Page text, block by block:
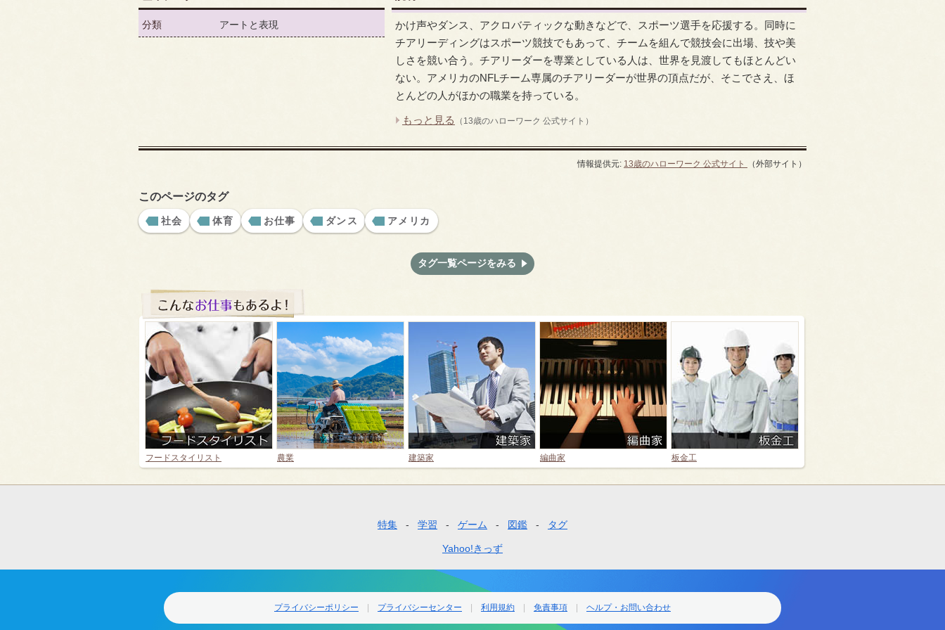
分類 アートと表現
かけ声やダンス、アクロバティックな動きなどで、スポーツ選手を応援する。同時に
チアリーディングはスポーツ競技でもあって、チームを組んで競技会に出場、技や美
しさを競い合う。チアリーダーを専業としている人は、世界を見渡してもほとんどい
ない。アメリカのNFLチーム専属のチアリーダーが世界の頂点だが、そこでさえ、ほ
とんどの人がほかの職業を持っている。
もっと見る （13歳のハローワーク 公式サイト）
情報提供元: 13歳のハローワーク 公式サイト （外部サイト）
このページのタグ
社会 体育 お仕事 ダンス アメリカ
タグ一覧ページをみる
フードスタイリスト 農業 建築家 編曲家 板金工
特集 学習 ゲーム 図鑑 タグ
Yahoo!きっず
プライバシーポリシー プライバシーセンター 利用規約 免責事項 ヘルプ・お問い合わせ